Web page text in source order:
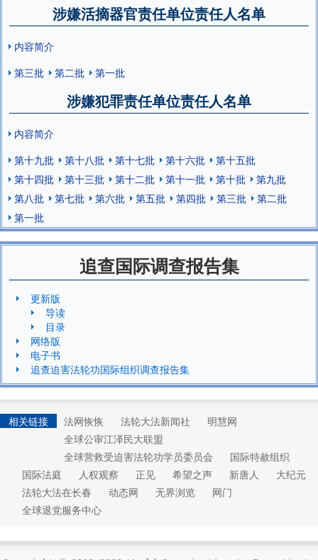
涉嫌活摘器官责任单位责任人名单
内容简介
第三批
第二批 第一批
涉嫌犯罪责任单位责任人名单
内容简介
第十九批
第十八批 第十七批 第十六批
第十五批
第十四批
第十三批 第十二批 第十一批 第十批
第九批
第八批
第七批 第六批 第五批 第四批 第三批
第二批
第一批
追查国际调查报告集
更新版
导读
目录
网络版
电子书
追查迫害法轮功国际组织调查报告集
相关链接 法网恢恢 法轮大法新闻社
明慧网
全球公审江泽民大联盟
全球营救受迫害法轮功学员委员会
国际特赦组织
国际法庭
人权观察 正见 希望之声 新唐人
大纪元
法轮大法在长春
动态网 无界浏览
网门
全球退党服务中心